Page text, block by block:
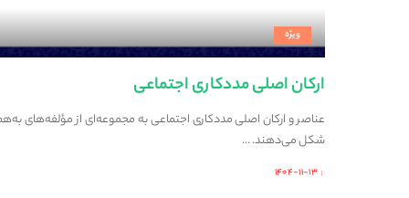
ویژه
ارکان اصلی مددکاری اجتماعی
عناصر و ارکان اصلی مددکاری اجتماعی به مجموعه‌ای از مؤلفه‌های
شکل می‌دهند. ...
Posted
۱۴۰۴-۱۱-۱۳